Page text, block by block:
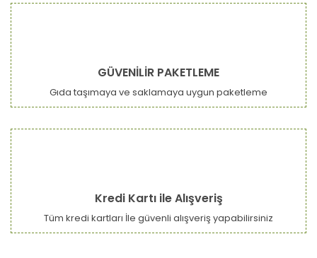
GÜVENİLİR PAKETLEME
Gıda taşımaya ve saklamaya uygun paketleme
Kredi Kartı ile Alışveriş
Tüm kredi kartları İle güvenli alışveriş yapabilirsiniz